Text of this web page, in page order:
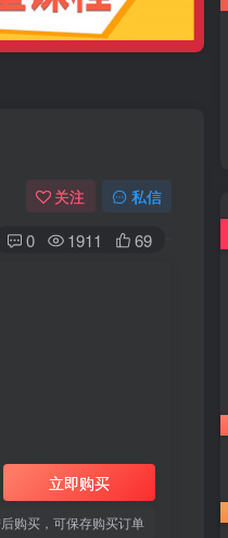
关注 私信
0 1911 69
立即购买
购买，可保存购买订单